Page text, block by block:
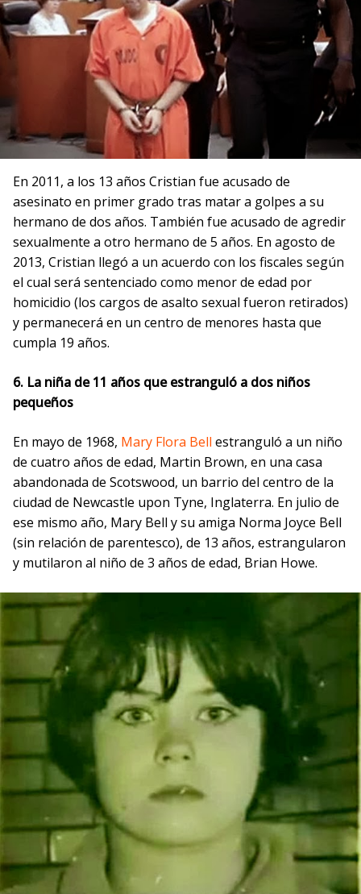
En 2011, a los 13 años Cristian fue acusado de
asesinato en primer grado tras matar a golpes a su
hermano de dos años. También fue acusado de agredir
sexualmente a otro hermano de 5 años. En agosto de
2013, Cristian llegó a un acuerdo con los fiscales según
el cual será sentenciado como menor de edad por
homicidio (los cargos de asalto sexual fueron retirados)
y permanecerá en un centro de menores hasta que
cumpla 19 años.
6. La niña de 11 años que estranguló a dos niños
pequeños
En mayo de 1968, Mary Flora Bell estranguló a un niño
de cuatro años de edad, Martin Brown, en una casa
abandonada de Scotswood, un barrio del centro de la
ciudad de Newcastle upon Tyne, Inglaterra. En julio de
ese mismo año, Mary Bell y su amiga Norma Joyce Bell
(sin relación de parentesco), de 13 años, estrangularon
y mutilaron al niño de 3 años de edad, Brian Howe.